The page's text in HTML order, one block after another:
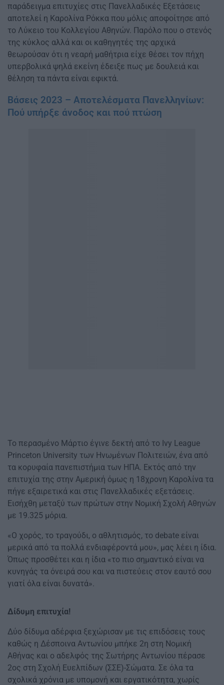
παράδειγμα επιτυχίες στις Πανελλαδικές Εξετάσεις
αποτελεί η Καρολίνα Ρόκκα που μόλις αποφοίτησε από
το Λύκειο του Κολλεγίου Αθηνών. Παρόλο που ο στενός
της κύκλος αλλά και οι καθηγητές της αρχικά
θεωρούσαν ότι η νεαρή μαθήτρια είχε θέσει τον πήχη
υπερβολικά ψηλά εκείνη έδειξε πως με δουλειά και
θέληση τα πάντα είναι εφικτά.
Βάσεις 2023 – Αποτελέσματα Πανελληνίων:
Πού υπήρξε άνοδος και πού πτώση
Το περασμένο Μάρτιο έγινε δεκτή από το Ivy League
Princeton University των Ηνωμένων Πολιτειών, ένα από
τα κορυφαία πανεπιστήμια των ΗΠΑ. Εκτός από την
επιτυχία της στην Αμερική όμως η 18χρονη Καρολίνα τα
πήγε εξαιρετικά και στις Πανελλαδικές εξετάσεις.
Εισήχθη μεταξύ των πρώτων στην Νομική Σχολή Αθηνών
με 19.325 μόρια.
«Ο χορός, το τραγούδι, ο αθλητισμός, το debate είναι
μερικά από τα πολλά ενδιαφέροντά μου», μας λέει η ίδια.
Όπως προσθέτει και η ίδια «το πιο σημαντικό είναι να
κυνηγάς τα όνειρά σου και να πιστεύεις στον εαυτό σου
γιατί όλα είναι δυνατά».
Δίδυμη επιτυχία!
Δύο δίδυμα αδέρφια ξεχώρισαν με τις επιδόσεις τους
καθώς η Δέσποινα Αντωνίου μπήκε 2η στη Νομική
Αθήνας και ο αδελφός της Σωτήρης Αντωνίου πέρασε
2ος στη Σχολή Ευελπίδων (ΣΣΕ)-Σώματα. Σε όλα τα
σχολικά χρόνια με υπομονή και εργατικότητα, χωρίς